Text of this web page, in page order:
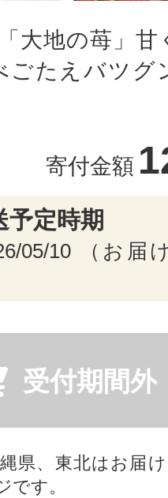
大地の苺」甘
ごたえバツグ
寄付金額
予定時期
05/10 （お届
受付期間外
県、東北はお届
です。